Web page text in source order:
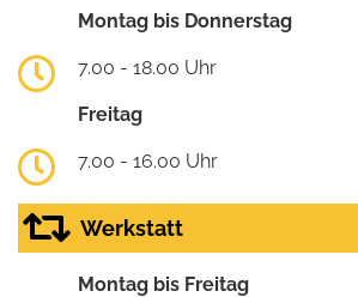
Montag bis Donnerstag
7.00 - 18.00 Uhr
Freitag
7.00 - 16.00 Uhr
Werkstatt
Montag bis Freitag